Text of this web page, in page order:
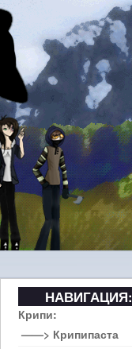
НАВИГАЦИЯ:
Крипи:
——> Крипипаста